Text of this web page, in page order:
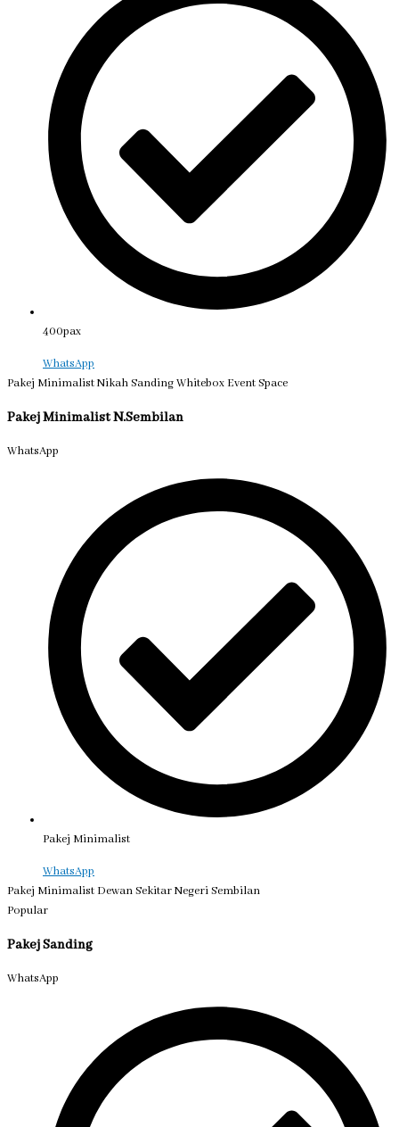
400pax
WhatsApp
Pakej Minimalist Nikah Sanding Whitebox Event Space
Pakej Minimalist N.Sembilan
WhatsApp
Pakej Minimalist
WhatsApp
Pakej Minimalist Dewan Sekitar Negeri Sembilan
Popular
Pakej Sanding
WhatsApp